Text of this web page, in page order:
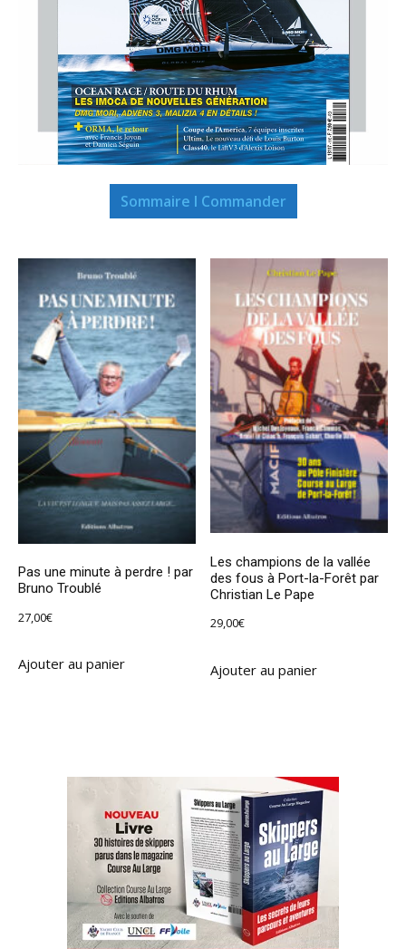
Sommaire I Commander
Pas une minute à perdre ! par
Bruno Troublé
27,00€
Ajouter au panier
Les champions de la vallée
des fous à Port-la-Forêt par
Christian Le Pape
29,00€
Ajouter au panier